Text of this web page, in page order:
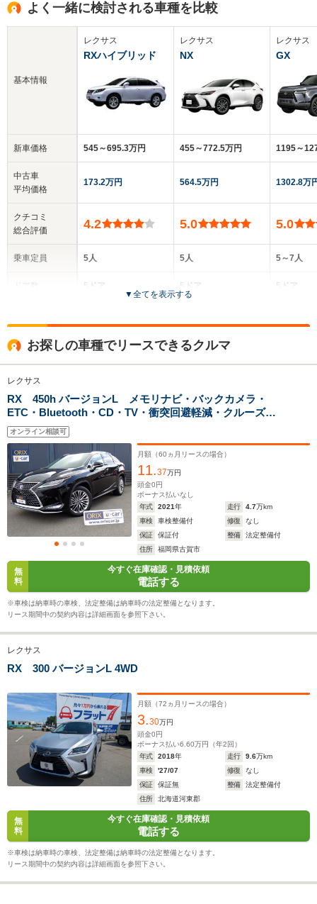
よく一緒に検討される車種を比較
基本情報
新車価格
中古車
平均価格
クチコミ
総合評価
乗車定員
サイズ
WLTCモード
燃費
駆動方式
レクサス
RXハイブリッド
545～695.3万円
173.2万円
4.2
5人
5ドア
全高
1.89m
全長
4.77m
ホイールベース
-m
レクサス
NX
455～772.5万円
564.5万円
5.0
5人
5ドア
全高
1.87m
全長
4.66m
11.7～22.2km/L
└市街地:8.7～
└郊外:11.6～
24.4km/L
22.4km/L
レクサス
GX
1195～
1302.8万
5.0
5～7人
5ドア
全高
8.1km/L
└郊外
▼全てを表示する
お探しの車種でリースできるクルマ
レクサス
RX 450h バージョンL メモリナビ・バックカメラ・
ETC・Bluetooth・CD・TV・衝突回避軽減・クルーズコ
ントロール・パワーシート・シートヒーター・プッシュ
スタート・スマートキー・レクサス・RX
オンライン相談可
月額（60 ヵ月リースの場合）
11.37万円
頭金0円
ボーナス払いなし
年式
2021年 走行 4.7万km
車検
車検整備付 修復
なし
保証
保証付 整備
法定整備付
住所
福岡県古賀市
無
料
今すぐ在庫確認・見積依頼
電話する
※車検は納車時の車検、法定整備は納車時の法定整備となります。
リース期間中の契約内容は詳細画面を参照下さい。
レクサス
RX 300 バージョンL 4WD
月額（72 ヵ月リースの場合）
3.30万円
頭金0円
ボーナス払い6.60万円（年2 回）
年式
2018年 走行 9.6万km
車検
'27/07 修復
なし
保証
保証無 整備
法定整備付
住所
北海道河東郡
無
料
今すぐ在庫確認・見積依頼
電話する
※車検は納車時の車検、法定整備は納車時の法定整備となります。
リース期間中の契約内容は詳細画面を参照下さい。